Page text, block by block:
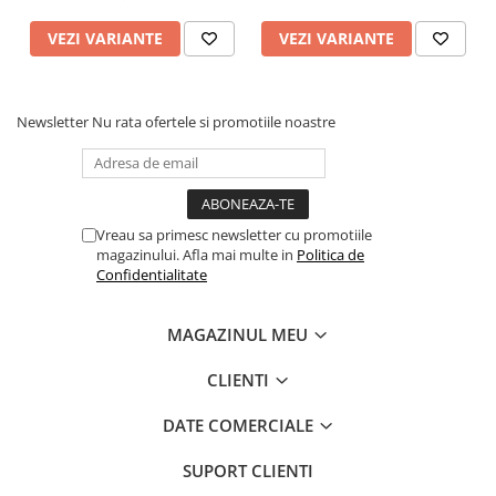
VEZI VARIANTE
Exclusiviste
VEZI VARIANTE
Newsletter Nu rata ofertele si promotiile noastre
Vreau sa primesc newsletter cu promotiile
magazinului. Afla mai multe in Politica de
Confidentialitate
MAGAZINUL MEU
CLIENTI
DATE COMERCIALE
SUPORT CLIENTI